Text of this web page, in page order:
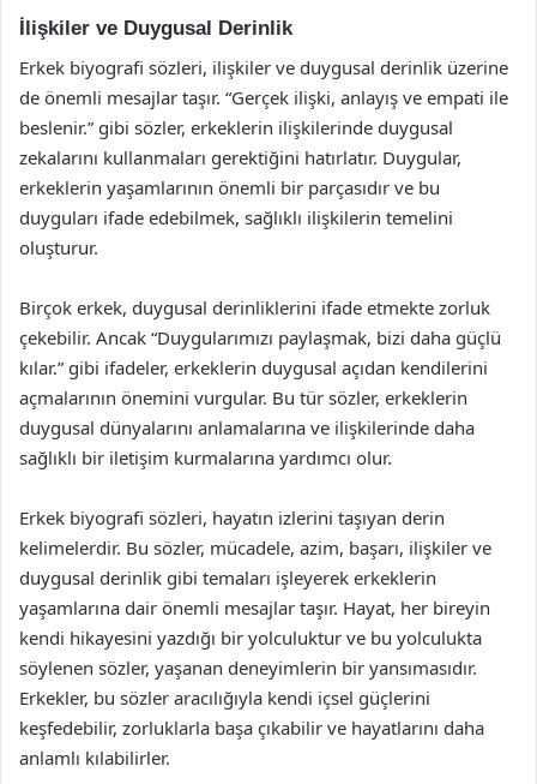
İlişkiler ve Duygusal Derinlik
Erkek biyografi sözleri, ilişkiler ve duygusal derinlik üzerine
de önemli mesajlar taşır. “Gerçek ilişki, anlayış ve empati ile
beslenir.” gibi sözler, erkeklerin ilişkilerinde duygusal
zekalarını kullanmaları gerektiğini hatırlatır. Duygular,
erkeklerin yaşamlarının önemli bir parçasıdır ve bu
duyguları ifade edebilmek, sağlıklı ilişkilerin temelini
oluşturur.
Birçok erkek, duygusal derinliklerini ifade etmekte zorluk
çekebilir. Ancak “Duygularımızı paylaşmak, bizi daha güçlü
kılar.” gibi ifadeler, erkeklerin duygusal açıdan kendilerini
açmalarının önemini vurgular. Bu tür sözler, erkeklerin
duygusal dünyalarını anlamalarına ve ilişkilerinde daha
sağlıklı bir iletişim kurmalarına yardımcı olur.
Erkek biyografi sözleri, hayatın izlerini taşıyan derin
kelimelerdir. Bu sözler, mücadele, azim, başarı, ilişkiler ve
duygusal derinlik gibi temaları işleyerek erkeklerin
yaşamlarına dair önemli mesajlar taşır. Hayat, her bireyin
kendi hikayesini yazdığı bir yolculuktur ve bu yolculukta
söylenen sözler, yaşanan deneyimlerin bir yansımasıdır.
Erkekler, bu sözler aracılığıyla kendi içsel güçlerini
keşfedebilir, zorluklarla başa çıkabilir ve hayatlarını daha
anlamlı kılabilirler.